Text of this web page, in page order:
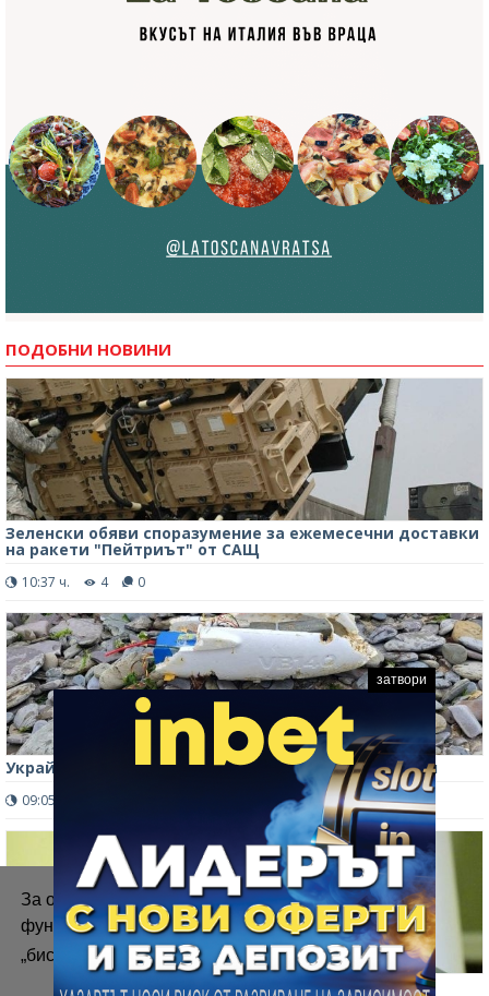
За осигуряване на правилното
функциониране на уебсайта ние използваме
„бисквитки“.
Повече информация
ПОДОБНИ НОВИНИ
Зеленски обяви споразумение за ежемесечни доставки
на ракети "Пейтриът" от САЩ
10:37 ч. 4 0
Украйна: България не е била цел на падналия дрон
09:05 ч.
Зеленски се среща с Вучич в Белград
затвори